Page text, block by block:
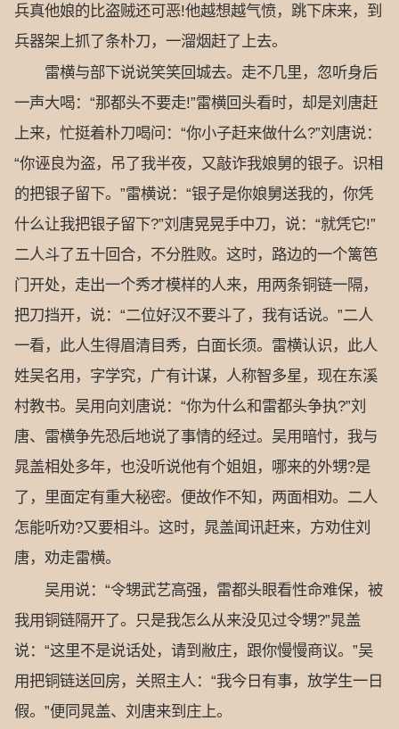
兵真他娘的比盗贼还可恶!他越想越气愤，跳下床来，到
兵器架上抓了条朴刀，一溜烟赶了上去。
雷横与部下说说笑笑回城去。走不几里，忽听身后
一声大喝：“那都头不要走!”雷横回头看时，却是刘唐赶
上来，忙挺着朴刀喝问：“你小子赶来做什么?”刘唐说：
“你诬良为盗，吊了我半夜，又敲诈我娘舅的银子。识相
的把银子留下。”雷横说：“银子是你娘舅送我的，你凭
什么让我把银子留下?”刘唐晃晃手中刀，说：“就凭它!”
二人斗了五十回合，不分胜败。这时，路边的一个篱笆
门开处，走出一个秀才模样的人来，用两条铜链一隔，
把刀挡开，说：“二位好汉不要斗了，我有话说。”二人
一看，此人生得眉清目秀，白面长须。雷横认识，此人
姓吴名用，字学究，广有计谋，人称智多星，现在东溪
村教书。吴用向刘唐说：“你为什么和雷都头争执?”刘
唐、雷横争先恐后地说了事情的经过。吴用暗忖，我与
晁盖相处多年，也没听说他有个姐姐，哪来的外甥?是
了，里面定有重大秘密。便故作不知，两面相劝。二人
怎能听劝?又要相斗。这时，晁盖闻讯赶来，方劝住刘
唐，劝走雷横。
吴用说：“令甥武艺高强，雷都头眼看性命难保，被
我用铜链隔开了。只是我怎么从来没见过令甥?”晁盖
说：“这里不是说话处，请到敝庄，跟你慢慢商议。”吴
用把铜链送回房，关照主人：“我今日有事，放学生一日
假。”便同晁盖、刘唐来到庄上。